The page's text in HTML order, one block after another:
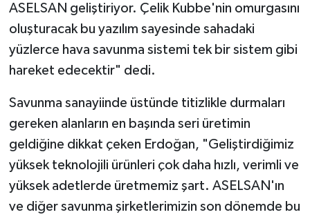
ASELSAN geliştiriyor. Çelik Kubbe'nin omurgasını
oluşturacak bu yazılım sayesinde sahadaki
yüzlerce hava savunma sistemi tek bir sistem gibi
hareket edecektir" dedi.
Savunma sanayiinde üstünde titizlikle durmaları
gereken alanların en başında seri üretimin
geldiğine dikkat çeken Erdoğan, "Geliştirdiğimiz
yüksek teknolojili ürünleri çok daha hızlı, verimli ve
yüksek adetlerde üretmemiz şart. ASELSAN'ın
ve diğer savunma şirketlerimizin son dönemde bu